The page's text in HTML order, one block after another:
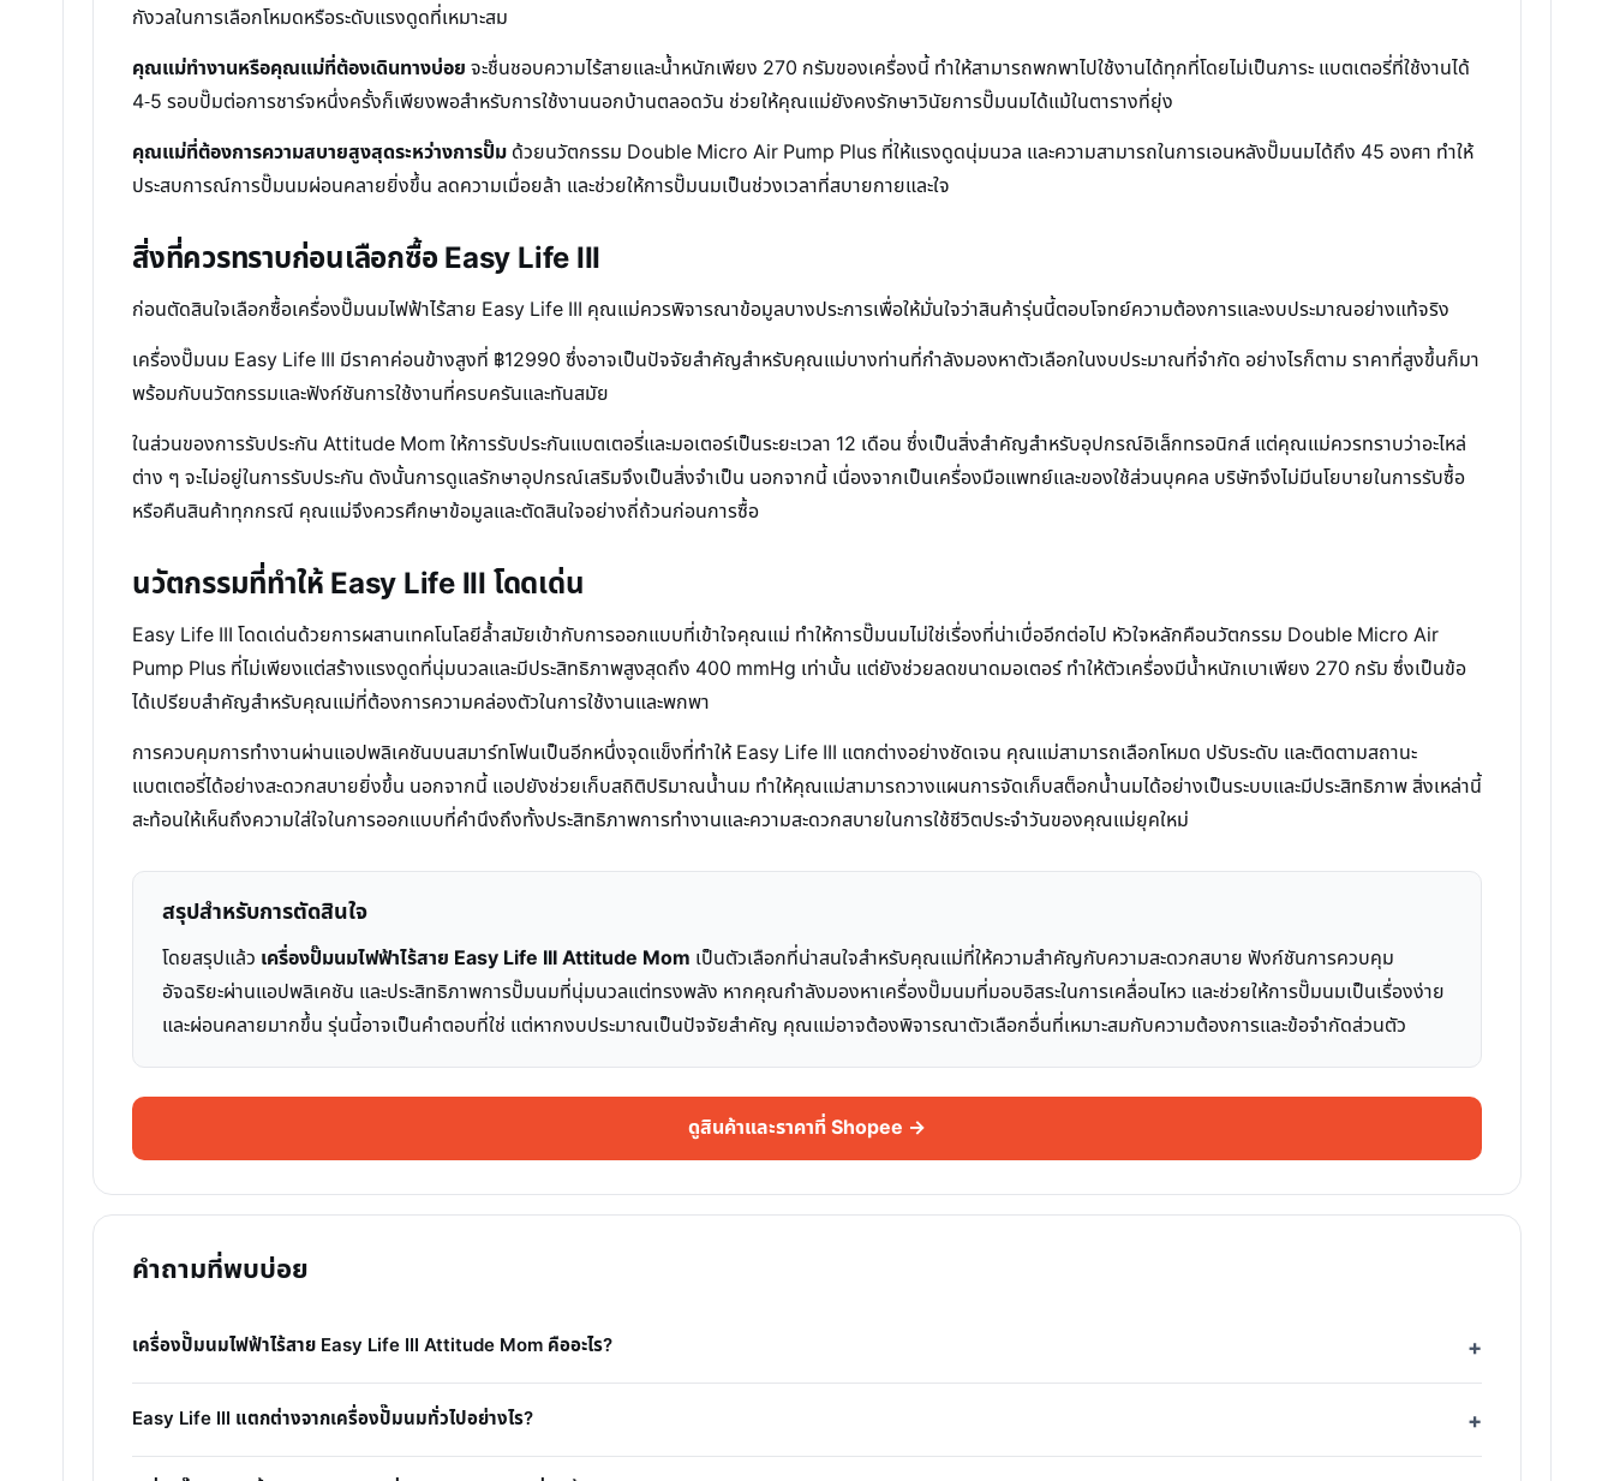
กังวลในการเลือกโหมดหรือระดับแรงดูดที่เหมาะสม
คุณแม่ทำงานหรือคุณแม่ที่ต้องเดินทางบ่อย จะชื่นชอบความไร้สายและน้ำหนักเพียง 270 กรัมของเครื่องนี้ ทำให้สามารถพกพาไปใช้งานได้ทุกที่โดยไม่เป็นภาระ แบตเตอรี่ที่ใช้งานได้
4-5 รอบปั๊มต่อการชาร์จหนึ่งครั้งก็เพียงพอสำหรับการใช้งานนอกบ้านตลอดวัน ช่วยให้คุณแม่ยังคงรักษาวินัยการปั๊มนมได้แม้ในตารางที่ยุ่ง
คุณแม่ที่ต้องการความสบายสูงสุดระหว่างการปั๊ม ด้วยนวัตกรรม Double Micro Air Pump Plus ที่ให้แรงดูดนุ่มนวล และความสามารถในการเอนหลังปั๊มนมได้ถึง 45 องศา ทำให้
ประสบการณ์การปั๊มนมผ่อนคลายยิ่งขึ้น ลดความเมื่อยล้า และช่วยให้การปั๊มนมเป็นช่วงเวลาที่สบายกายและใจ
สิ่งที่ควรทราบก่อนเลือกซื้อ Easy Life III
ก่อนตัดสินใจเลือกซื้อเครื่องปั๊มนมไฟฟ้าไร้สาย Easy Life III คุณแม่ควรพิจารณาข้อมูลบางประการเพื่อให้มั่นใจว่าสินค้ารุ่นนี้ตอบโจทย์ความต้องการและงบประมาณอย่างแท้จริง
เครื่องปั๊มนม Easy Life III มีราคาค่อนข้างสูงที่ ฿12990 ซึ่งอาจเป็นปัจจัยสำคัญสำหรับคุณแม่บางท่านที่กำลังมองหาตัวเลือกในงบประมาณที่จำกัด อย่างไรก็ตาม ราคาที่สูงขึ้นก็มา
พร้อมกับนวัตกรรมและฟังก์ชันการใช้งานที่ครบครันและทันสมัย
ในส่วนของการรับประกัน Attitude Mom ให้การรับประกันแบตเตอรี่และมอเตอร์เป็นระยะเวลา 12 เดือน ซึ่งเป็นสิ่งสำคัญสำหรับอุปกรณ์อิเล็กทรอนิกส์ แต่คุณแม่ควรทราบว่าอะไหล่
ต่าง ๆ จะไม่อยู่ในการรับประกัน ดังนั้นการดูแลรักษาอุปกรณ์เสริมจึงเป็นสิ่งจำเป็น นอกจากนี้ เนื่องจากเป็นเครื่องมือแพทย์และของใช้ส่วนบุคคล บริษัทจึงไม่มีนโยบายในการรับซื้อ
หรือคืนสินค้าทุกกรณี คุณแม่จึงควรศึกษาข้อมูลและตัดสินใจอย่างถี่ถ้วนก่อนการซื้อ
นวัตกรรมที่ทำให้ Easy Life III โดดเด่น
Easy Life III โดดเด่นด้วยการผสานเทคโนโลยีล้ำสมัยเข้ากับการออกแบบที่เข้าใจคุณแม่ ทำให้การปั๊มนมไม่ใช่เรื่องที่น่าเบื่ออีกต่อไป หัวใจหลักคือนวัตกรรม Double Micro Air
Pump Plus ที่ไม่เพียงแต่สร้างแรงดูดที่นุ่มนวลและมีประสิทธิภาพสูงสุดถึง 400 mmHg เท่านั้น แต่ยังช่วยลดขนาดมอเตอร์ ทำให้ตัวเครื่องมีน้ำหนักเบาเพียง 270 กรัม ซึ่งเป็นข้อ
ได้เปรียบสำคัญสำหรับคุณแม่ที่ต้องการความคล่องตัวในการใช้งานและพกพา
การควบคุมการทำงานผ่านแอปพลิเคชันบนสมาร์ทโฟนเป็นอีกหนึ่งจุดแข็งที่ทำให้ Easy Life III แตกต่างอย่างชัดเจน คุณแม่สามารถเลือกโหมด ปรับระดับ และติดตามสถานะ
แบตเตอรี่ได้อย่างสะดวกสบายยิ่งขึ้น นอกจากนี้ แอปยังช่วยเก็บสถิติปริมาณน้ำนม ทำให้คุณแม่สามารถวางแผนการจัดเก็บสต็อกน้ำนมได้อย่างเป็นระบบและมีประสิทธิภาพ สิ่งเหล่านี้
สะท้อนให้เห็นถึงความใส่ใจในการออกแบบที่คำนึงถึงทั้งประสิทธิภาพการทำงานและความสะดวกสบายในการใช้ชีวิตประจำวันของคุณแม่ยุคใหม่
สรุปสำหรับการตัดสินใจ
โดยสรุปแล้ว เครื่องปั๊มนมไฟฟ้าไร้สาย Easy Life III Attitude Mom เป็นตัวเลือกที่น่าสนใจสำหรับคุณแม่ที่ให้ความสำคัญกับความสะดวกสบาย ฟังก์ชันการควบคุม
อัจฉริยะผ่านแอปพลิเคชัน และประสิทธิภาพการปั๊มนมที่นุ่มนวลแต่ทรงพลัง หากคุณกำลังมองหาเครื่องปั๊มนมที่มอบอิสระในการเคลื่อนไหว และช่วยให้การปั๊มนมเป็นเรื่องง่าย
และผ่อนคลายมากขึ้น รุ่นนี้อาจเป็นคำตอบที่ใช่ แต่หากงบประมาณเป็นปัจจัยสำคัญ คุณแม่อาจต้องพิจารณาตัวเลือกอื่นที่เหมาะสมกับความต้องการและข้อจำกัดส่วนตัว
ดูสินค้าและราคาที่ Shopee →
คำถามที่พบบ่อย
เครื่องปั๊มนมไฟฟ้าไร้สาย Easy Life III Attitude Mom คืออะไร?
Easy Life III แตกต่างจากเครื่องปั๊มนมทั่วไปอย่างไร?